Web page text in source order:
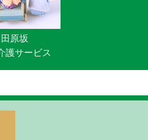
田原坂
護サービス